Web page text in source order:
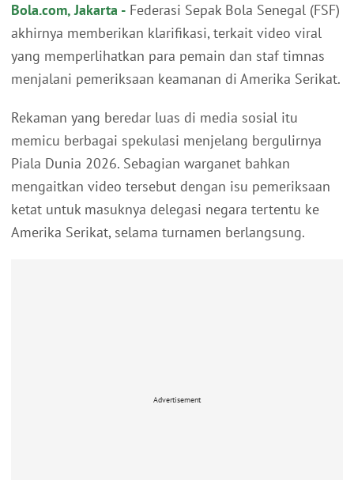
Bola.com, Jakarta - Federasi Sepak Bola Senegal (FSF)
akhirnya memberikan klarifikasi, terkait video viral
yang memperlihatkan para pemain dan staf timnas
menjalani pemeriksaan keamanan di Amerika Serikat.
Rekaman yang beredar luas di media sosial itu
memicu berbagai spekulasi menjelang bergulirnya
Piala Dunia 2026. Sebagian warganet bahkan
mengaitkan video tersebut dengan isu pemeriksaan
ketat untuk masuknya delegasi negara tertentu ke
Amerika Serikat, selama turnamen berlangsung.
Advertisement